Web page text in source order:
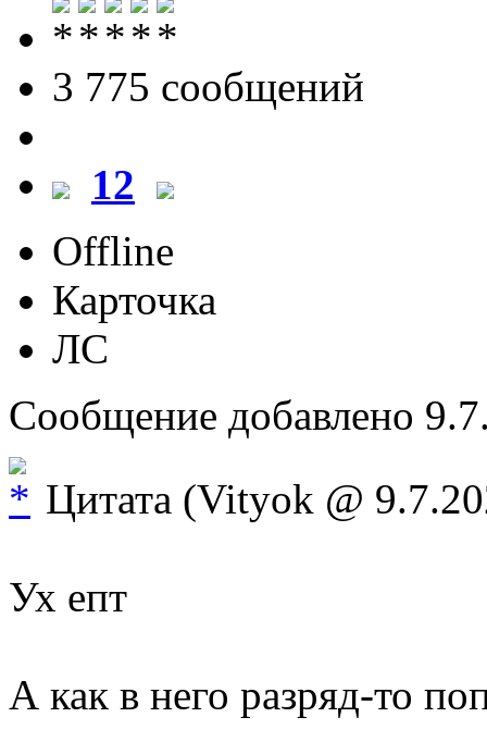
3 775 cообщений
12
Offline
Карточка
ЛС
Сообщение добавлено
Цитата (Vityok @
Ух епт
А как в него разряд-то